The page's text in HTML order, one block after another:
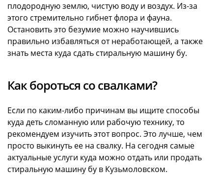
плодородную землю, чистую воду и воздух. Из-за
этого стремительно гибнет флора и фауна.
Остановить это безумие можно научившись
правильно избавляться от неработающей, а также
знать места куда сдать стиральную машину бу.
Как бороться со свалками?
Если по каким-либо причинам вы ищите способы
куда деть сломанную или рабочую технику, то
рекомендуем изучить этот вопрос. Это лучше, чем
просто выкинуть ее на свалку. На сегодня самые
актуальные услуги куда можно отдать или продать
стиральную машину бу в Кузьмоловском.